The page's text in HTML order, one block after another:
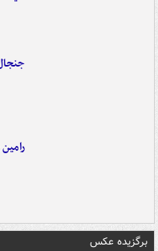
برگزیده عکس